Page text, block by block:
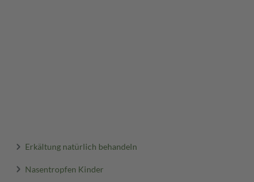
Erkältung natürlich behandeln
Nasentropfen Kinder